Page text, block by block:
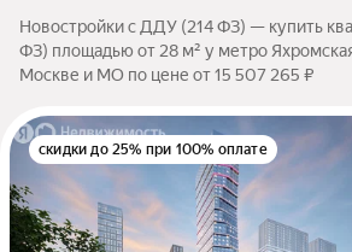
Новостройки с ДДУ (214 ФЗ) — купить
ФЗ) площадью от 28 м² у метро
Москве и МО по цене от 15 507 265 ₽
скидки до 25% при 100% оплате